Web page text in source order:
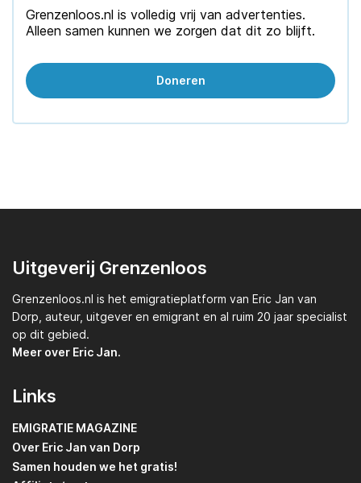
Grenzenloos.nl is volledig vrij van advertenties.
Alleen samen kunnen we zorgen dat dit zo blijft.
Doneren
Uitgeverij Grenzenloos
Grenzenloos.nl is het emigratieplatform van Eric Jan van
Dorp, auteur, uitgever en emigrant en al ruim 20 jaar specialist
op dit gebied.
Meer over Eric Jan.
Links
EMIGRATIE MAGAZINE
Over Eric Jan van Dorp
Samen houden we het gratis!